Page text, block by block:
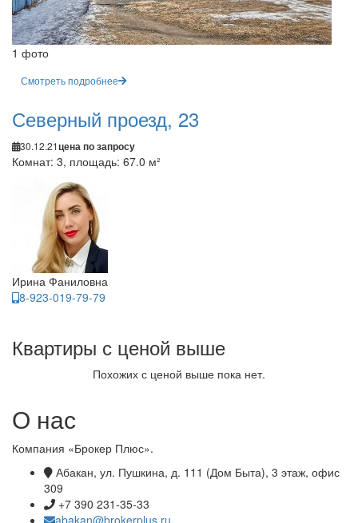
1 фото
Смотреть подробнее
Северный проезд, 23
30.12.21цена по запросу
Комнат: 3, площадь: 67.0 м²
Ирина Фаниловна
8-923-019-79-79
Квартиры с ценой выше
Похожих с ценой выше пока нет.
О нас
Компания «Брокер Плюс».
Абакан, ул. Пушкина, д. 111 (Дом Быта), 3 этаж, офис
309
+7 390 231-35-33
abakan@brokerplus.ru